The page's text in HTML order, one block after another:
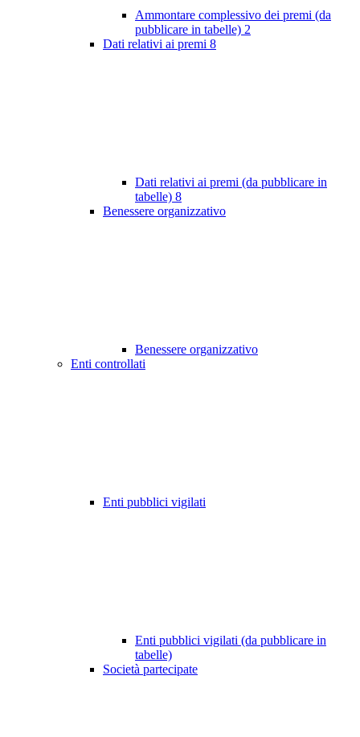
Ammontare complessivo dei premi (da
pubblicare in tabelle) 2
Dati relativi ai premi 8
Dati relativi ai premi (da pubblicare in
tabelle) 8
Benessere organizzativo
Benessere organizzativo
Enti controllati
Enti pubblici vigilati
Enti pubblici vigilati (da pubblicare in
tabelle)
Società partecipate